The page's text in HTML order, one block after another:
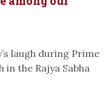
laugh during Prime
the Rajya Sabha